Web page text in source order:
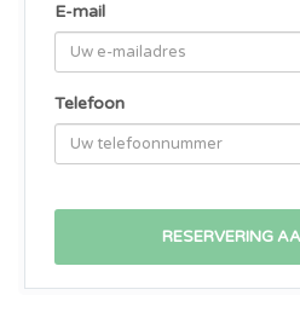
E-mail
Telefoon